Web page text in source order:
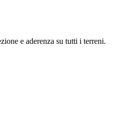
e aderenza su tutti i terreni.